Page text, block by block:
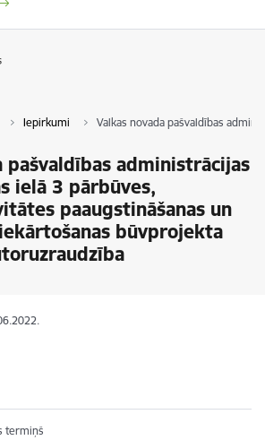
Iepirkumi Valkas novada pašvaldības
pašvaldības administrācijas
ielā 3 pārbūves,
paaugstināšanas un
būvprojekta
termiņš